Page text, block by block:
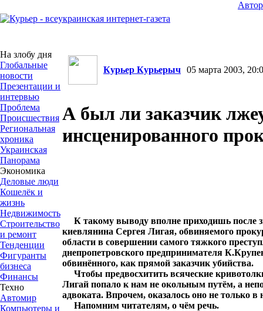
На злобу дня
Глобальные
новости
Презентации и
интервью
Проблема
Происшествия
Региональная
хроника
Украинская
Панорама
Экономика
Деловые люди
Кошелёк и
жизнь
Недвижимость
Строительство
и ремонт
Тенденции
Фигуранты
бизнеса
Финансы
Техно
Автомир
Компьютеры и
Курьер Курьерыч 05 марта 2003,
А был ли заказчик
инсценированного
К такому выводу вполне приходишь после
киевлянина Сергея Лигая, обвиняемого
области в совершении самого тяжкого
днепропетровского предпринимателя
обвинённого, как прямой заказчик убийства.
Чтобы предвосхитить всяческие
Лигай попало к нам не окольным путём, а
адвоката. Впрочем, оказалось оно не только
Напомним читателям, о чём речь.